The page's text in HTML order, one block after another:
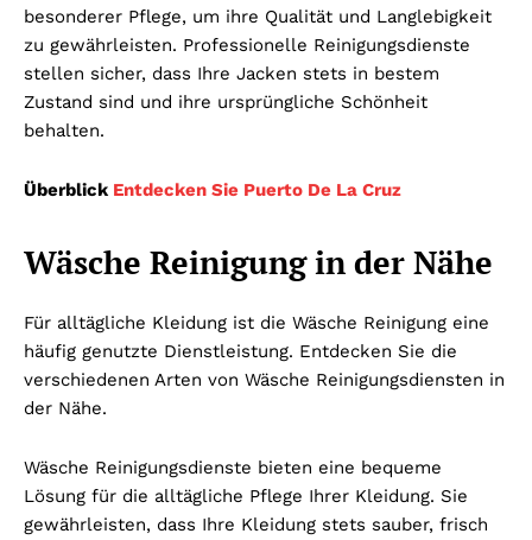
besonderer Pflege, um ihre Qualität und Langlebigkeit
zu gewährleisten. Professionelle Reinigungsdienste
stellen sicher, dass Ihre Jacken stets in bestem
Zustand sind und ihre ursprüngliche Schönheit
behalten.
Überblick Entdecken Sie Puerto De La Cruz
Wäsche Reinigung in der Nähe
Für alltägliche Kleidung ist die Wäsche Reinigung eine
häufig genutzte Dienstleistung. Entdecken Sie die
verschiedenen Arten von Wäsche Reinigungsdiensten in
der Nähe.
Wäsche Reinigungsdienste bieten eine bequeme
Lösung für die alltägliche Pflege Ihrer Kleidung. Sie
gewährleisten, dass Ihre Kleidung stets sauber, frisch